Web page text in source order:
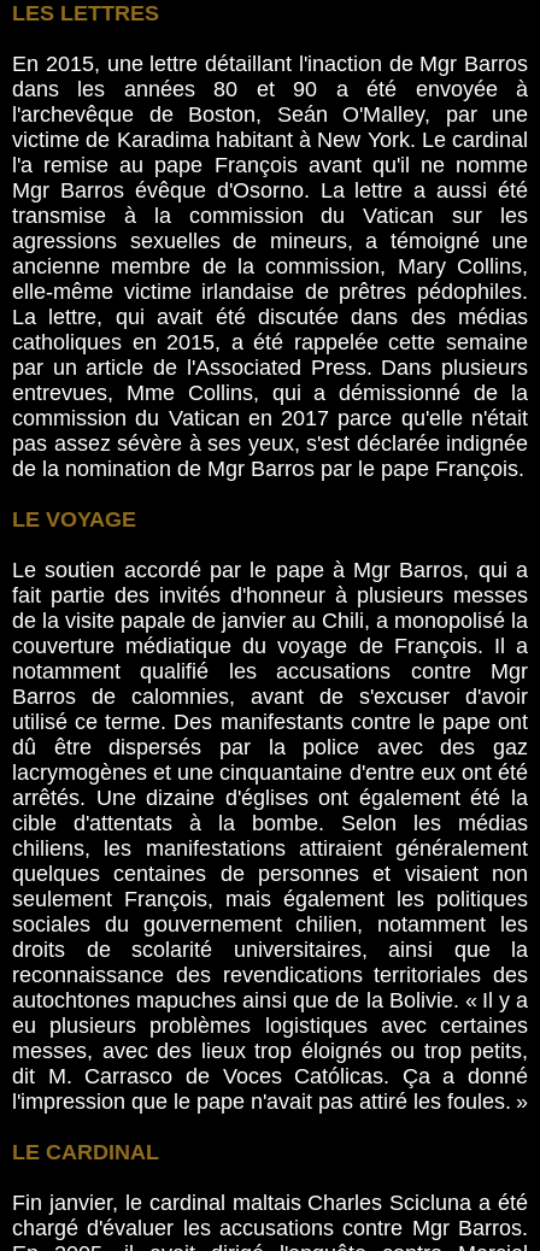
LES LETTRES
En 2015, une lettre détaillant l'inaction de Mgr Barros
dans les années 80 et 90 a été envoyée à
l'archevêque de Boston, Seán O'Malley, par une
victime de Karadima habitant à New York. Le cardinal
l'a remise au pape François avant qu'il ne nomme
Mgr Barros évêque d'Osorno. La lettre a aussi été
transmise à la commission du Vatican sur les
agressions sexuelles de mineurs, a témoigné une
ancienne membre de la commission, Mary Collins,
elle-même victime irlandaise de prêtres pédophiles.
La lettre, qui avait été discutée dans des médias
catholiques en 2015, a été rappelée cette semaine
par un article de l'Associated Press. Dans plusieurs
entrevues, Mme Collins, qui a démissionné de la
commission du Vatican en 2017 parce qu'elle n'était
pas assez sévère à ses yeux, s'est déclarée indignée
de la nomination de Mgr Barros par le pape François.
LE VOYAGE
Le soutien accordé par le pape à Mgr Barros, qui a
fait partie des invités d'honneur à plusieurs messes
de la visite papale de janvier au Chili, a monopolisé la
couverture médiatique du voyage de François. Il a
notamment qualifié les accusations contre Mgr
Barros de calomnies, avant de s'excuser d'avoir
utilisé ce terme. Des manifestants contre le pape ont
dû être dispersés par la police avec des gaz
lacrymogènes et une cinquantaine d'entre eux ont été
arrêtés. Une dizaine d'églises ont également été la
cible d'attentats à la bombe. Selon les médias
chiliens, les manifestations attiraient généralement
quelques centaines de personnes et visaient non
seulement François, mais également les politiques
sociales du gouvernement chilien, notamment les
droits de scolarité universitaires, ainsi que la
reconnaissance des revendications territoriales des
autochtones mapuches ainsi que de la Bolivie. « Il y a
eu plusieurs problèmes logistiques avec certaines
messes, avec des lieux trop éloignés ou trop petits,
dit M. Carrasco de Voces Católicas. Ça a donné
l'impression que le pape n'avait pas attiré les foules. »
LE CARDINAL
Fin janvier, le cardinal maltais Charles Scicluna a été
chargé d'évaluer les accusations contre Mgr Barros.